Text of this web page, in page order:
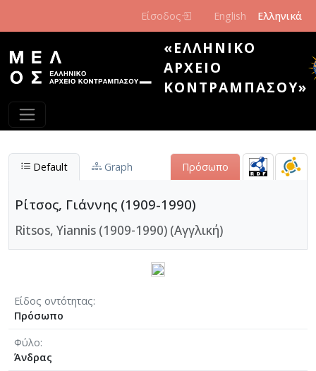
Είσοδος English Ελληνικά
«ΕΛΛΗΝΙΚΌ
ΑΡΧΕΊΟ
ΚΟΝΤΡΑΜΠΆΣΟΥ»
Default Graph Πρόσωπο
Ρίτσος, Γιάννης (1909-1990)
Ritsos, Yiannis (1909-1990) (Αγγλική)
Είδος οντότητας
Πρόσωπο
Φύλο
Άνδρας